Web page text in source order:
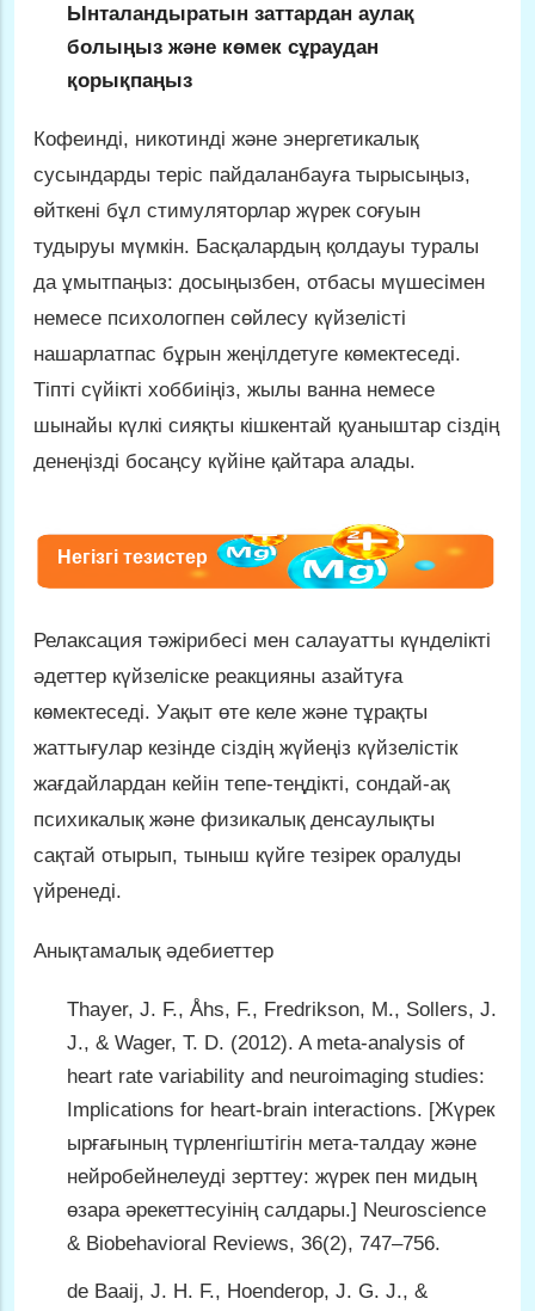
Ынталандыратын заттардан аулақ
болыңыз және көмек сұраудан
қорықпаңыз
Кофеинді, никотинді және энергетикалық
сусындарды теріс пайдаланбауға тырысыңыз,
өйткені бұл стимуляторлар жүрек соғуын
тудыруы мүмкін. Басқалардың қолдауы туралы
да ұмытпаңыз: досыңызбен, отбасы мүшесімен
немесе психологпен сөйлесу күйзелісті
нашарлатпас бұрын жеңілдетуге көмектеседі.
Тіпті сүйікті хоббиіңіз, жылы ванна немесе
шынайы күлкі сияқты кішкентай қуаныштар сіздің
денеңізді босаңсу күйіне қайтара алады.
Негізгі тезистер
Релаксация тәжірибесі мен салауатты күнделікті
әдеттер күйзеліске реакцияны азайтуға
көмектеседі. Уақыт өте келе және тұрақты
жаттығулар кезінде сіздің жүйеңіз күйзелістік
жағдайлардан кейін тепе-теңдікті, сондай-ақ
психикалық және физикалық денсаулықты
сақтай отырып, тыныш күйге тезірек оралуды
үйренеді.
Анықтамалық әдебиеттер
Thayer, J. F., Åhs, F., Fredrikson, M., Sollers, J.
J., & Wager, T. D. (2012). A meta-analysis of
heart rate variability and neuroimaging studies:
Implications for heart-brain interactions. [Жүрек
ырғағының түрленгіштігін мета-талдау және
нейробейнелеуді зерттеу: жүрек пен мидың
өзара әрекеттесуінің салдары.] Neuroscience
& Biobehavioral Reviews, 36(2), 747–756.
de Baaij, J. H. F., Hoenderop, J. G. J., &